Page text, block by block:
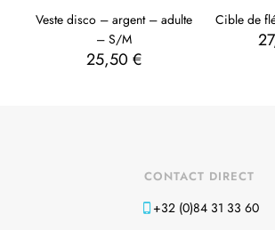
Veste disco – argent – adulte
– S/M
25,50€
Cible de
CONTACT DIRECT
+32 (0)84 31 33 60